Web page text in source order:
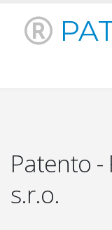
Patento -
s.r.o.